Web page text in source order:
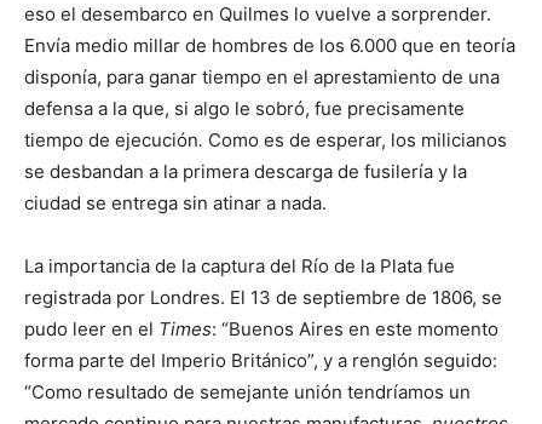
eso el desembarco en Quilmes lo vuelve a sorprender.
Envía medio millar de hombres de los 6.000 que en teoría
disponía, para ganar tiempo en el aprestamiento de una
defensa a la que, si algo le sobró, fue precisamente
tiempo de ejecución. Como es de esperar, los milicia­nos
se desbandan a la primera descarga de fusilería y la
ciudad se entrega sin atinar a nada.
La importancia de la captura del Río de la Plata fue
registrada por Lon­dres. El 13 de septiembre de 1806, se
pudo leer en el Times: “Buenos Aires en este momento
forma parte del Imperio Británico”, y a renglón seguido:
“Como resultado de semejante unión tendríamos un